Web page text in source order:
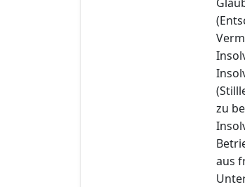
zu
aus